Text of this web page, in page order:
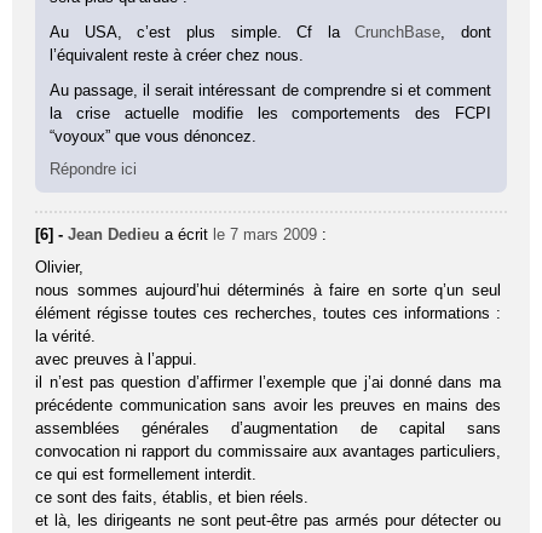
Au USA, c’est plus simple. Cf laCrunchBase, dont
l’équivalent reste à créer chez nous.
Au passage, il serait intéressant de comprendre si et comment
la crise actuelle modifie les comportements des FCPI
“voyoux” que vous dénoncez.
Répondre ici
[6] -Jean Dedieu a écrit le 7 mars 2009 :
Olivier,
nous sommes aujourd’hui déterminés à faire en sorte q’un seul
élément régisse toutes ces recherches, toutes ces informations :
la vérité.
avec preuves à l’appui.
il n’est pas question d’affirmer l’exemple que j’ai donné dans ma
précédente communication sans avoir les preuves en mains des
assemblées générales d’augmentation de capital sans
convocation ni rapport du commissaire aux avantages particuliers,
ce qui est formellement interdit.
ce sont des faits, établis, et bien réels.
et là, les dirigeants ne sont peut-être pas armés pour détecter ou